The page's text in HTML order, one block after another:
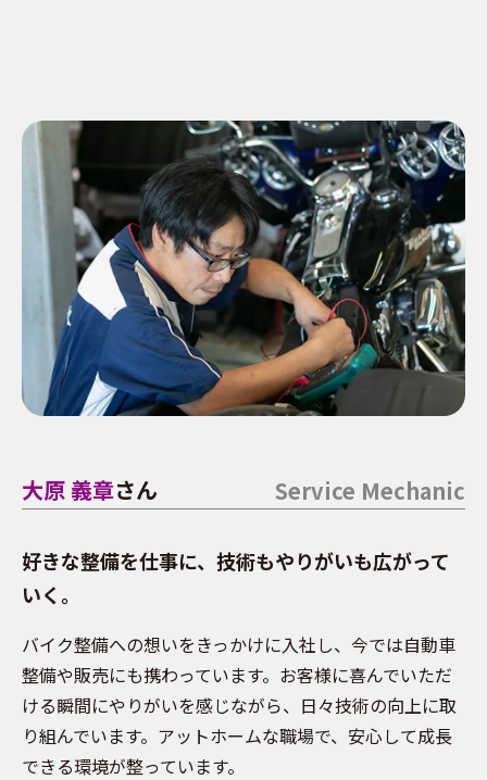
大原 義章さん
好きな整備を仕事に、技術もやりがいも広がって
いく。
バイク整備への想いをきっかけに入社し、今では自動車
整備や販売にも携わっています。お客様に喜んでいただ
ける瞬間にやりがいを感じながら、日々技術の向上に取
り組んでいます。アットホームな職場で、安心して成長
できる環境が整っています。